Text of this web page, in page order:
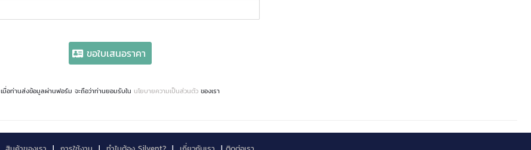
ขอใบเสนอราคา
เมื่อท่านส่งข้อมูลผ่านฟอร์ม จะถือว่าท่านยอมรับใน นโยบายความเป็นส่วนตัว ของเรา